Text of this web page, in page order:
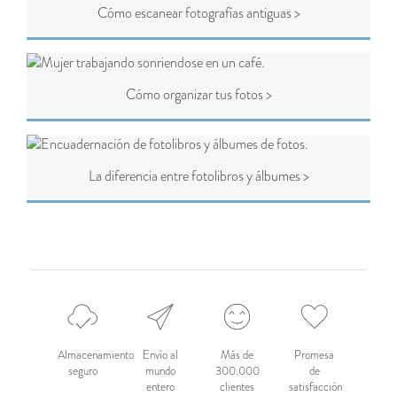
Cómo escanear fotografías antiguas >
Cómo organizar tus fotos >
La diferencia entre fotolibros y álbumes >
Almacenamiento
seguro
Envío al
mundo
entero
Más de
300.000
clientes
Promesa
de
satisfacción